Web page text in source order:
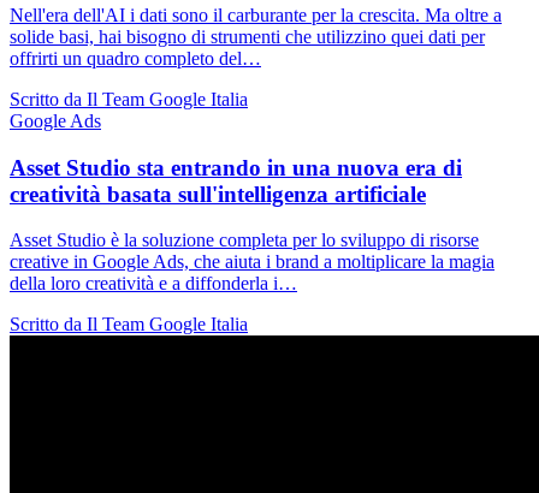
Nell'era dell'AI i dati sono il carburante per la crescita. Ma oltre a
solide basi, hai bisogno di strumenti che utilizzino quei dati per
offrirti un quadro completo del…
Scritto da Il Team Google Italia
Google Ads
Asset Studio sta entrando in una nuova era di
creatività basata sull'intelligenza artificiale
Asset Studio è la soluzione completa per lo sviluppo di risorse
creative in Google Ads, che aiuta i brand a moltiplicare la magia
della loro creatività e a diffonderla i…
Scritto da Il Team Google Italia